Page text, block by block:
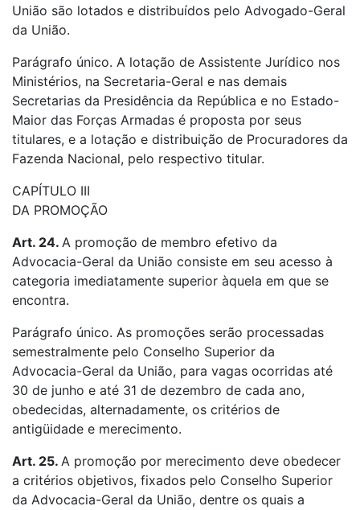
União são lotados e distribuídos pelo Advogado-Geral
da União.
Parágrafo único. A lotação de Assistente Jurídico nos
Ministérios, na Secretaria-Geral e nas demais
Secretarias da Presidência da República e no Estado-
Maior das Forças Armadas é proposta por seus
titulares, e a lotação e distribuição de Procuradores da
Fazenda Nacional, pelo respectivo titular.
CAPÍTULO III
DA PROMOÇÃO
Art. 24. A promoção de membro efetivo da
Advocacia-Geral da União consiste em seu acesso à
categoria imediatamente superior àquela em que se
encontra.
Parágrafo único. As promoções serão processadas
semestralmente pelo Conselho Superior da
Advocacia-Geral da União, para vagas ocorridas até
30 de junho e até 31 de dezembro de cada ano,
obedecidas, alternadamente, os critérios de
antigüidade e merecimento.
Art. 25. A promoção por merecimento deve obedecer
a critérios objetivos, fixados pelo Conselho Superior
da Advocacia-Geral da União, dentre os quais a